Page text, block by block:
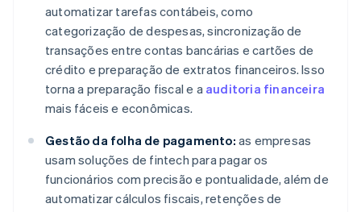
automatizar tarefas contábeis, como
categorização de despesas, sincronização de
transações entre contas bancárias e cartões de
crédito e preparação de extratos financeiros. Isso
torna a preparação fiscal e a auditoria financeira
mais fáceis e econômicas.
Gestão da folha de pagamento: as empresas
usam soluções de fintech para pagar os
funcionários com precisão e pontualidade, além de
automatizar cálculos fiscais, retenções de